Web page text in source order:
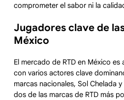
comprometer el sabor ni la
Jugadores clave de
México
El mercado de RTD en México
con varios actores clave
marcas nacionales, Sol Chelada
dos de las marcas de RTD más